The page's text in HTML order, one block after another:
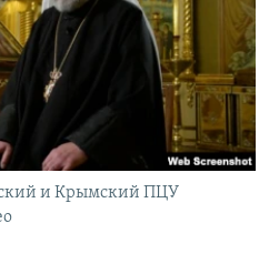
и Крымский ПЦУ